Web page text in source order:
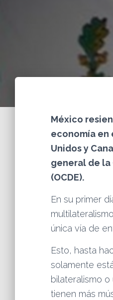
México
economía en
Unidos y
general de la
(OCDE).
En su primer
única vía de
Esto, hasta
solamente
bilateralismo
tienen más